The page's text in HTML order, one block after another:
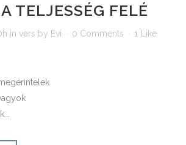
A TELJESSÉG FELÉ
in vers by Evi 0 Comments 1 Like